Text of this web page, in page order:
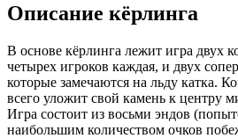
Описание кёрлинга
В основе кёрлинга лежит игра двух
четырех игроков каждая, и двух
которые замечаются на льду катка.
всего уложит свой камень к центру
Игра состоит из восьми эндов
наибольшим количеством очков